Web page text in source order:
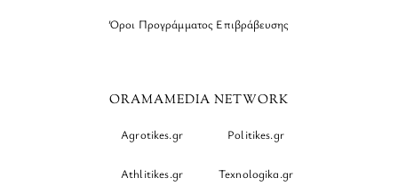
Όροι Προγράμματος Επιβράβευσης
ORAMAMEDIA NETWORK
Agrotikes.gr Politikes.gr
Athlitikes.gr Texnologika.gr